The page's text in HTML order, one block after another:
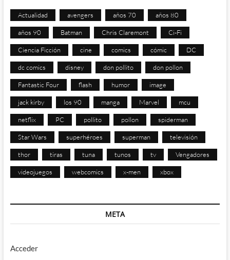
Actualidad avengers años 70 años 80
años 90 Batman Chris Claremont Ci-Fi
Ciencia Ficción cine comics cómic DC
dc comics disney don pollito don pollon
Fantastic Four flash humor image
jack kirby los 90 manga Marvel mcu
netflix PC pollito pollon spiderman
Star Wars superhéroes superman televisión
thor tiras tuna tunos tv Vengadores
videojuegos webcomics x-men xbox
META
Acceder